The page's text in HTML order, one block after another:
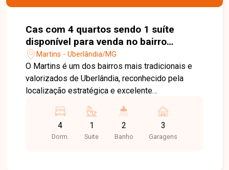
Cas com 4 quartos sendo 1 suíte
disponível para venda no bairro
Martins em Uberlândia-MG
Martins - Uberlândia/MG
O Martins é um dos bairros mais tradicionais e
valorizados de Uberlândia, reconhecido pela
localização estratégica e excelente
Centro e às principais avenidas da cidade, além
de contar com hospitais, escolas,
supermercados, farmácias, restaurantes e uma
4
Dorm.
1
Suite
2
Banho
3
Garagens